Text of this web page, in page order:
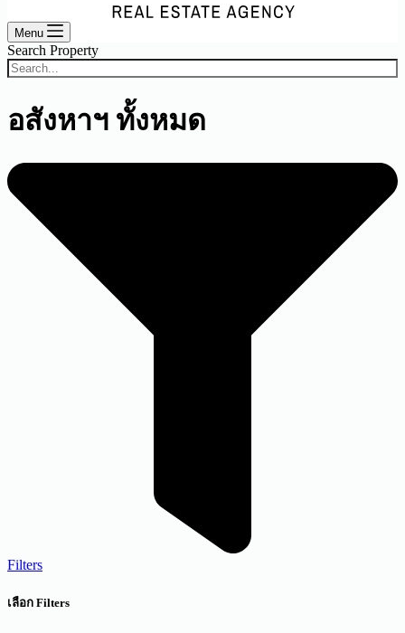
Menu
Search Property
อสังหาฯ ทั้งหมด
Filters
เลือก Filters